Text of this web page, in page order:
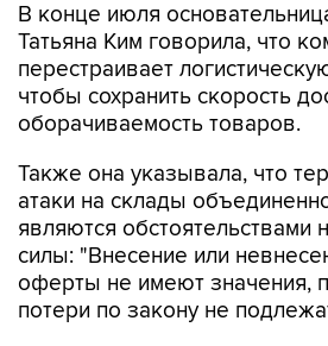
В конце июля
Татьяна Ким говорила, что
перестраивает
чтобы сохранить скорость
оборачиваемость товаров.
Также она указывала, что
атаки на склады
являются обстоятельствами
силы: "Внесение или
оферты не имеют значения,
потери по закону не